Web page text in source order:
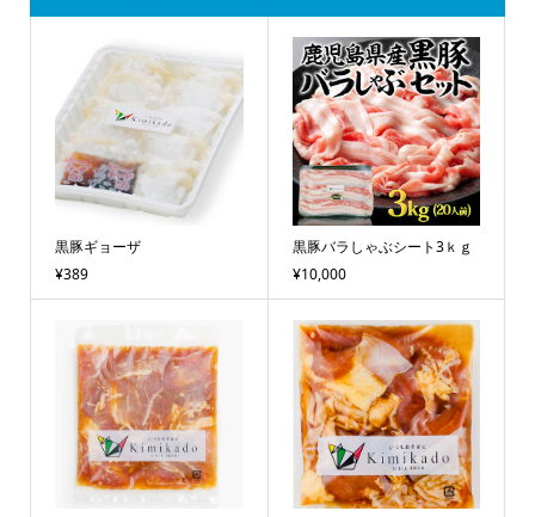
黒豚ギョーザ
¥389
黒豚バラしゃぶシート3ｋｇ
¥10,000